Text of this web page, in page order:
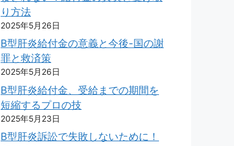
り方法
2025年5月26日
B型肝炎給付金の意義と今後-国の謝
罪と救済策
2025年5月26日
B型肝炎給付金、受給までの期間を
短縮するプロの技
2025年5月23日
B型肝炎訴訟で失敗しないために！